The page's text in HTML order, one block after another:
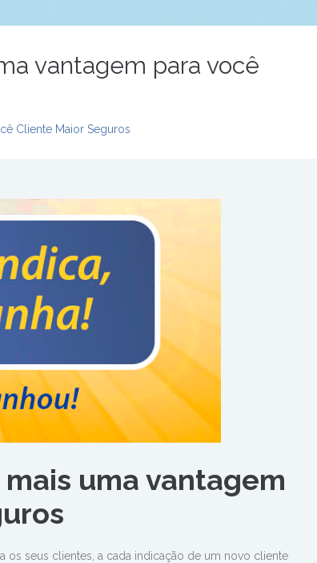
vantagem para você
Cliente Maior Seguros
uma vantagem
os seus clientes, a cada indicação de um novo cliente